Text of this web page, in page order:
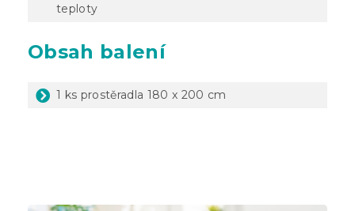
teploty
Obsah balení
1 ks prostěradla 180 x 200 cm